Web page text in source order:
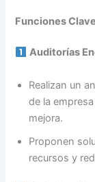
Funciones
Auditorías
Realizan un
de la
mejora.
Proponen
recursos y